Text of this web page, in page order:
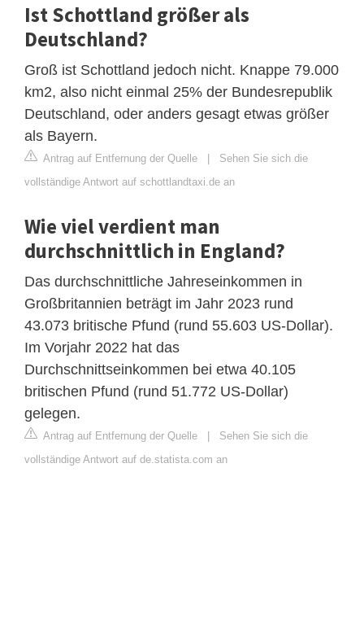
Ist Schottland größer als
Deutschland?
Groß ist Schottland jedoch nicht. Knappe 79.000
km2, also nicht einmal 25% der Bundesrepublik
Deutschland, oder anders gesagt etwas größer
als Bayern.
Antrag auf Entfernung der Quelle | Sehen Sie sich die
vollständige Antwort auf schottlandtaxi.de an
Wie viel verdient man
durchschnittlich in England?
Das durchschnittliche Jahreseinkommen in
Großbritannien beträgt im Jahr 2023 rund
43.073 britische Pfund (rund 55.603 US-Dollar).
Im Vorjahr 2022 hat das
Durchschnittseinkommen bei etwa 40.105
britischen Pfund (rund 51.772 US-Dollar)
gelegen.
Antrag auf Entfernung der Quelle | Sehen Sie sich die
vollständige Antwort auf de.statista.com an